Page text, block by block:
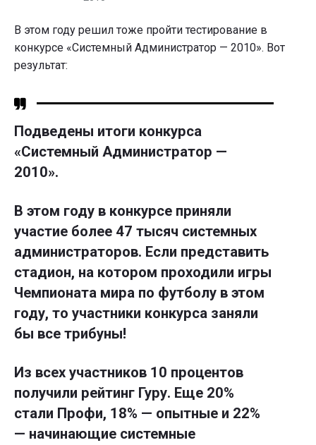
В этом году решил тоже пройти тестирование в
конкурсе «Системный Администратор — 2010». Вот
результат:
Подведены итоги конкурса
«Системный Администратор —
2010».
В этом году в конкурсе приняли
участие более 47 тысяч системных
администраторов. Если представить
стадион, на котором проходили игры
Чемпионата мира по футболу в этом
году, то участники конкурса заняли
бы все трибуны!
Из всех участников 10 процентов
получили рейтинг Гуру. Еще 20%
стали Профи, 18% — опытные и 22%
— начинающие системные